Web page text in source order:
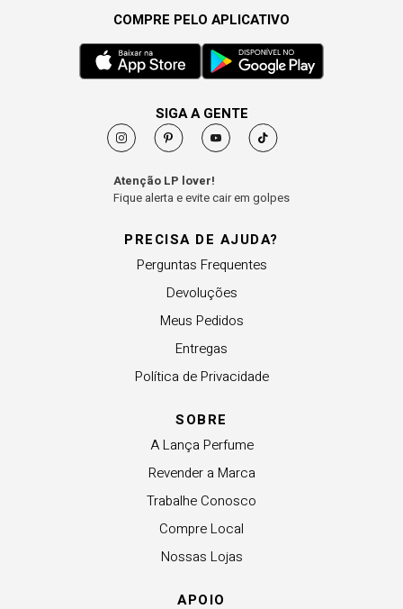
PRECISA DE AJUDA?
Perguntas Frequentes
Devoluções
Meus Pedidos
Entregas
Política de Privacidade
SOBRE
A Lança Perfume
Revender a Marca
Trabalhe Conosco
Compre Local
Nossas Lojas
APOIO
COMPRE PELO APLICATIVO
SIGA A GENTE
Atenção LP lover!
Fique alerta e evite cair em golpes